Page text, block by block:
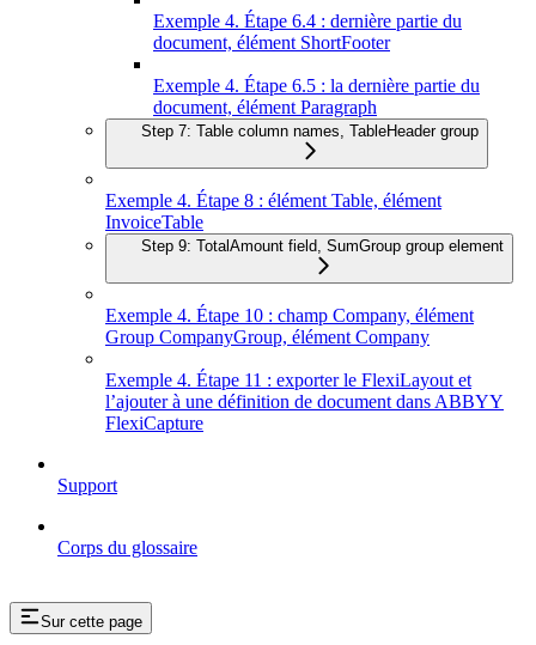
Exemple 4. Étape 6.4 : dernière partie du
document, élément ShortFooter
Exemple 4. Étape 6.5 : la dernière partie du
document, élément Paragraph
Step 7: Table column names, TableHeader group
Exemple 4. Étape 8 : élément Table, élément
InvoiceTable
Step 9: TotalAmount field, SumGroup group element
Exemple 4. Étape 10 : champ Company, élément
Group CompanyGroup, élément Company
Exemple 4. Étape 11 : exporter le FlexiLayout et
l’ajouter à une définition de document dans ABBYY
FlexiCapture
Support
Corps du glossaire
Sur cette page